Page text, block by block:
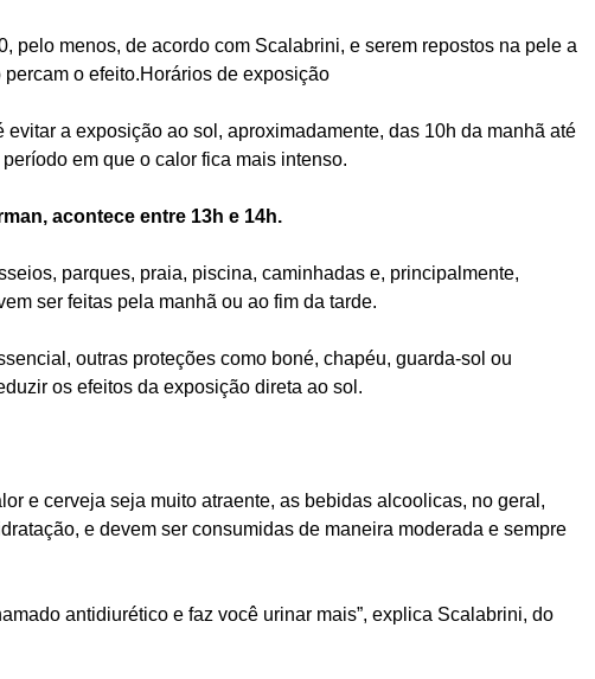
pelo menos, de acordo com Scalabrini, e serem repostos na pele a
o efeito.Horários de exposição
a exposição ao sol, aproximadamente, das 10h da manhã até
em que o calor fica mais intenso.
acontece entre 13h e 14h.
parques, praia, piscina, caminhadas e, principalmente,
ser feitas pela manhã ou ao fim da tarde.
outras proteções como boné, chapéu, guarda-sol ou
os efeitos da exposição direta ao sol.
e cerveja seja muito atraente, as bebidas alcoolicas, no geral,
e devem ser consumidas de maneira moderada e sempre
antidiurético e faz você urinar mais”, explica Scalabrini, do